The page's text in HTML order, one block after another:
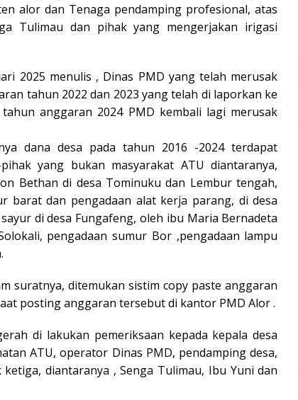
alor dan Tenaga pendamping profesional, atas
Tulimau dan pihak yang mengerjakan irigasi
2025 menulis , Dinas PMD yang telah merusak
tahun 2022 dan 2023 yang telah di laporkan ke
anggaran 2024 PMD kembali lagi merusak
dana desa pada tahun 2016 -2024 terdapat
yang bukan masyarakat ATU diantaranya,
Bethan di desa Tominuku dan Lembur tengah,
barat dan pengadaan alat kerja parang, di desa
di desa Fungafeng, oleh ibu Maria Bernadeta
pengadaan sumur Bor ,pengadaan lampu
suratnya, ditemukan sistim copy paste anggaran
posting anggaran tersebut di kantor PMD Alor .
di lakukan pemeriksaan kepada kepala desa
ATU, operator Dinas PMD, pendamping desa,
diantaranya , Senga Tulimau, Ibu Yuni dan